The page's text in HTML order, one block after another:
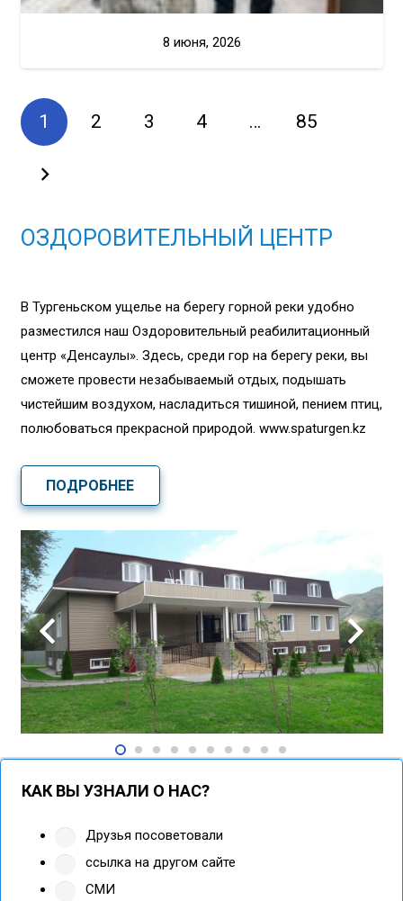
8 июня, 2026
1 2 3 4 … 85
ОЗДОРОВИТЕЛЬНЫЙ ЦЕНТР
В Тургеньском ущелье на берегу горной реки удобно
разместился наш Оздоровительный реабилитационный
центр «Денсаулық». Здесь, среди гор на берегу реки, вы
сможете провести незабываемый отдых, подышать
чистейшим воздухом, насладиться тишиной, пением птиц,
полюбоваться прекрасной природой. www.spaturgen.kz
ПОДРОБНЕЕ
КАК ВЫ УЗНАЛИ О НАС?
Друзья посоветовали
ссылка на другом сайте
СМИ